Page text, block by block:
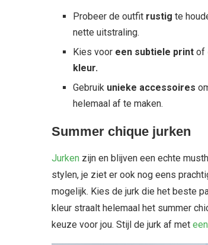
Probeer de outfit rustig te
nette uitstraling.
Kies voor een subtiele print of
kleur.
Gebruik unieke accessoires
helemaal af te maken.
Summer chique jurken
Jurken zijn en blijven een echte
stylen, je ziet er ook nog eens
mogelijk. Kies de jurk die het beste
kleur straalt helemaal het summer
keuze voor jou. Stijl de jurk af met